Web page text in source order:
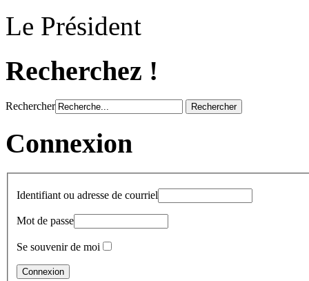
Le Président
Recherchez !
Rechercher
Connexion
Identifiant ou adresse de courriel
Mot de passe
Se souvenir de moi